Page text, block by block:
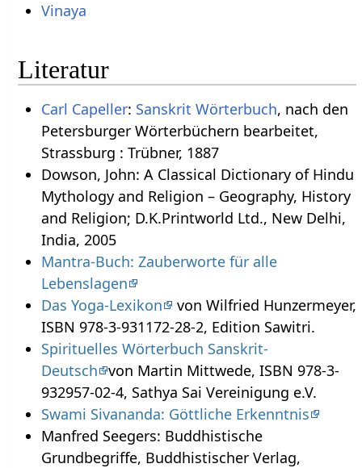
Vinaya
Literatur
Carl Capeller: Sanskrit Wörterbuch, nach den
Petersburger Wörterbüchern bearbeitet,
Strassburg : Trübner, 1887
Dowson, John: A Classical Dictionary of Hindu
Mythology and Religion – Geography, History
and Religion; D.K.Printworld Ltd., New Delhi,
India, 2005
Mantra-Buch: Zauberworte für alle
Lebenslagen
Das Yoga-Lexikon
von Wilfried Hunzermeyer,
ISBN 978-3-931172-28-2, Edition Sawitri.
Spirituelles Wörterbuch Sanskrit-
Deutsch von Martin Mittwede, ISBN 978-3-
932957-02-4, Sathya Sai Vereinigung e.V.
Swami Sivananda: Göttliche Erkenntnis
Manfred Seegers: Buddhistische
Grundbegriffe, Buddhistischer Verlag,